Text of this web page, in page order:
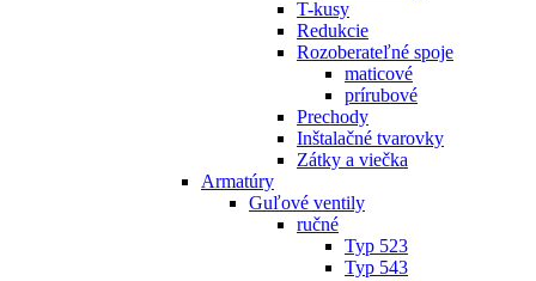
T-kusy
Redukcie
Rozoberateľné spoje
maticové
prírubové
Prechody
Inštalačné tvarovky
Zátky a viečka
Armatúry
Guľové ventily
ručné
Typ 523
Typ 543